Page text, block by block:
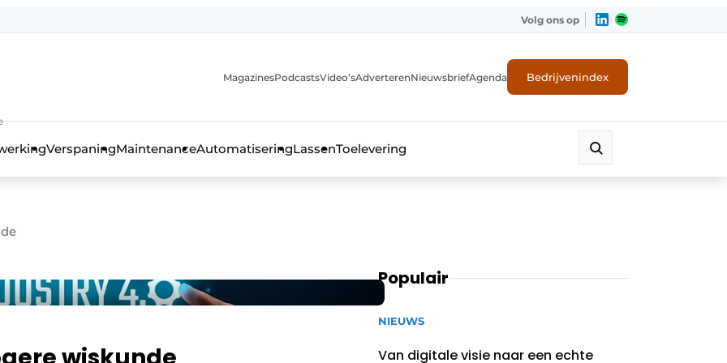
Volg ons op
MagazinesPodcastsVideo’sAdverterenNieuwsbriefAgenda Bedrijvenindex
VerspaningMaintenanceAutomatiseringLassenToelevering
Populair
NIEUWS
Van digitale visie naar een echte